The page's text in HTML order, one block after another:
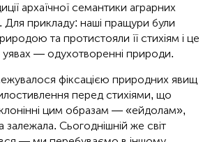
архаїчної семантики аграрних
Для прикладу: наші пращури були
та протистояли її стихіям і це
уявах — одухотворенні природи.
фіксацією природних явищ
перед стихіями, що
цим образам — «ейдолам»,
залежала. Сьогоднішній же світ